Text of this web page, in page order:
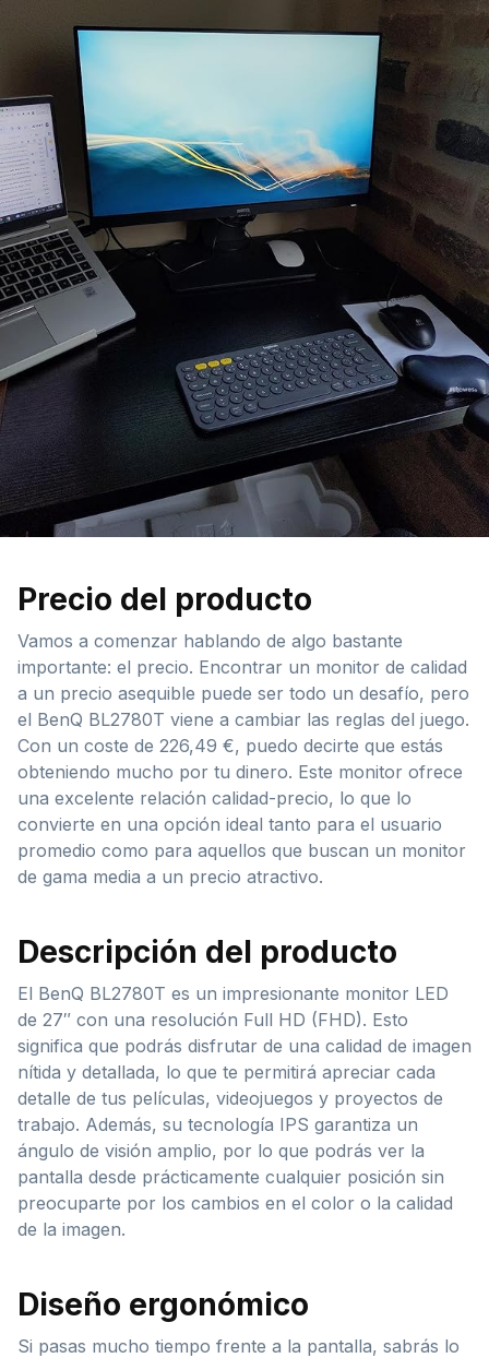
Precio del producto
Vamos a comenzar hablando de algo bastante
importante: el precio. Encontrar un monitor de calidad
a un precio asequible puede ser todo un desafío, pero
el BenQ BL2780T viene a cambiar las reglas del juego.
Con un coste de 226,49 €, puedo decirte que estás
obteniendo mucho por tu dinero. Este monitor ofrece
una excelente relación calidad-precio, lo que lo
convierte en una opción ideal tanto para el usuario
promedio como para aquellos que buscan un monitor
de gama media a un precio atractivo.
Descripción del producto
El BenQ BL2780T es un impresionante monitor LED
de 27″ con una resolución Full HD (FHD). Esto
significa que podrás disfrutar de una calidad de imagen
nítida y detallada, lo que te permitirá apreciar cada
detalle de tus películas, videojuegos y proyectos de
trabajo. Además, su tecnología IPS garantiza un
ángulo de visión amplio, por lo que podrás ver la
pantalla desde prácticamente cualquier posición sin
preocuparte por los cambios en el color o la calidad
de la imagen.
Diseño ergonómico
Si pasas mucho tiempo frente a la pantalla, sabrás lo